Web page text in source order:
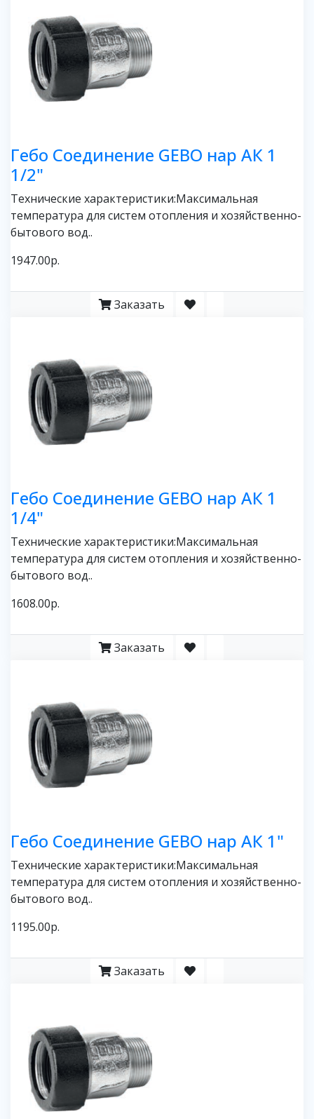
Гебо Соединение GEBO нар АК 1
1/2"
Технические характеристики:Максимальная
температура для систем отопления и хозяйственно-
бытового вод..
1947.00р.
Заказать
Гебо Соединение GEBO нар АК 1
1/4"
Технические характеристики:Максимальная
температура для систем отопления и хозяйственно-
бытового вод..
1608.00р.
Заказать
Гебо Соединение GEBO нар АК 1"
Технические характеристики:Максимальная
температура для систем отопления и хозяйственно-
бытового вод..
1195.00р.
Заказать